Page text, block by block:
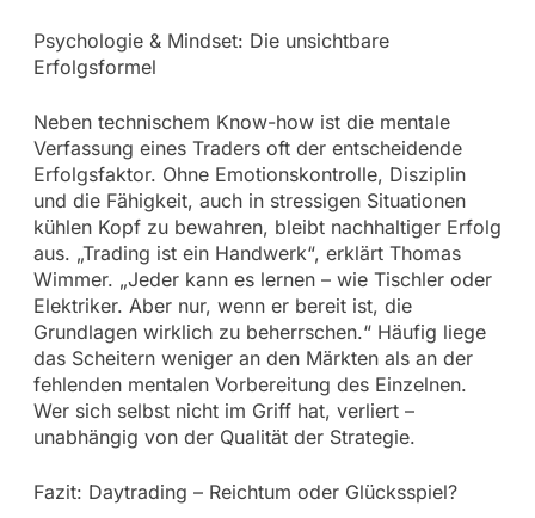
Psychologie & Mindset: Die unsichtbare
Erfolgsformel
Neben technischem Know-how ist die mentale
Verfassung eines Traders oft der entscheidende
Erfolgsfaktor. Ohne Emotionskontrolle, Disziplin
und die Fähigkeit, auch in stressigen Situationen
kühlen Kopf zu bewahren, bleibt nachhaltiger Erfolg
aus. „Trading ist ein Handwerk“, erklärt Thomas
Wimmer. „Jeder kann es lernen – wie Tischler oder
Elektriker. Aber nur, wenn er bereit ist, die
Grundlagen wirklich zu beherrschen.“ Häufig liege
das Scheitern weniger an den Märkten als an der
fehlenden mentalen Vorbereitung des Einzelnen.
Wer sich selbst nicht im Griff hat, verliert –
unabhängig von der Qualität der Strategie.
Fazit: Daytrading – Reichtum oder Glücksspiel?